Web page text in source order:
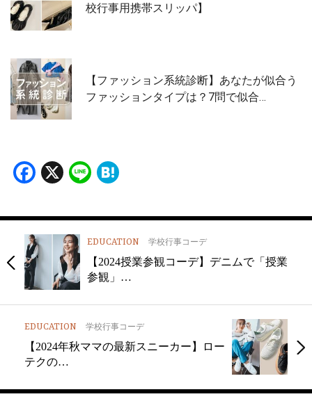
校行事用携帯スリッパ】
【ファッション系統診断】あなたが似合う
ファッションタイプは？7問で似合…
Facebook
X Line
EDUCATION 学校行事コーデ
【2024授業参観コーデ】デニムで「授業
参観」…
EDUCATION 学校行事コーデ
【2024年秋ママの最新スニーカー】ロー
テクの…